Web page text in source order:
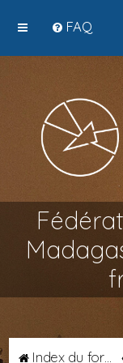
FAQ
Index du forum